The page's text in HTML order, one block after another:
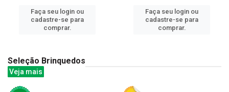
Faça seu login ou
cadastre-se para
comprar.
Faça seu login ou
cadastre-se para
comprar.
Seleção Brinquedos
Veja mais